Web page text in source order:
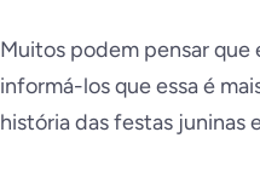
Muitos podem pensar que
informá-los que essa é
história das festas juninas